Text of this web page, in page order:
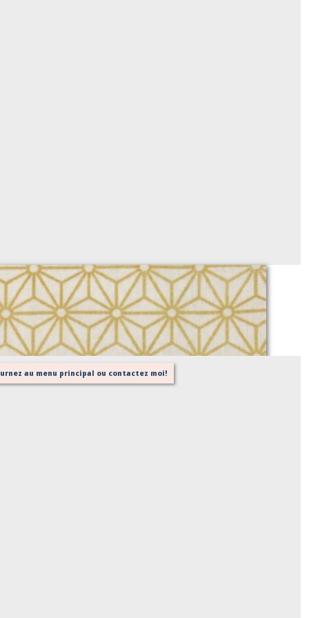
tissu coton 231 "grand" OR
Sur demande
au menu principal ou contactez moi!